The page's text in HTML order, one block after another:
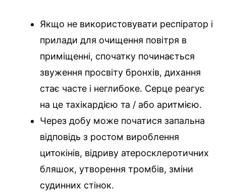
Якщо не використовувати респіратор і
прилади для очищення повітря в
приміщенні, спочатку починається
звуження просвіту бронхів, дихання
стає часте і неглибоке. Серце реагує
на це тахікардією та / або аритмією.
Через добу може початися запальна
відповідь з ростом вироблення
цитокінів, відриву атеросклеротичних
бляшок, утворення тромбів, зміни
судинних стінок.